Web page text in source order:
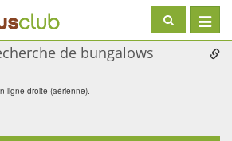
Toggle
de bungalows
ligne droite (aérienne).